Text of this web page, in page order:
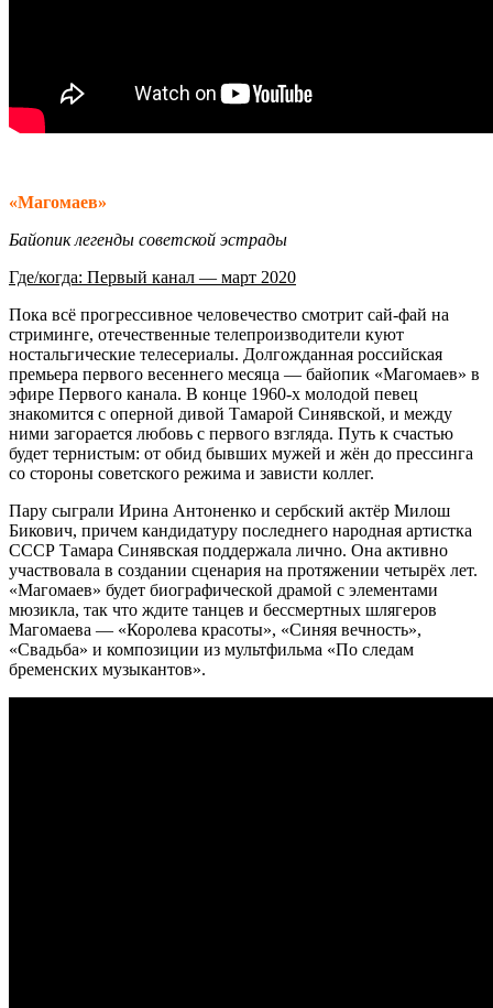
«Магомаев»
Байопик легенды советской эстрады
Где/когда: Первый канал — март 2020
Пока всё прогрессивное человечество смотрит сай-фай на
стриминге, отечественные телепроизводители куют
ностальгические телесериалы. Долгожданная российская
премьера первого весеннего месяца — байопик «Магомаев» в
эфире Первого канала. В конце 1960-х молодой певец
знакомится с оперной дивой Тамарой Синявской, и между
ними загорается любовь с первого взгляда. Путь к счастью
будет тернистым: от обид бывших мужей и жён до прессинга
со стороны советского режима и зависти коллег.
Пару сыграли Ирина Антоненко и сербский актёр Милош
Бикович, причем кандидатуру последнего народная артистка
СССР Тамара Синявская поддержала лично. Она активно
участвовала в создании сценария на протяжении четырёх лет.
«Магомаев» будет биографической драмой с элементами
мюзикла, так что ждите танцев и бессмертных шлягеров
Магомаева — «Королева красоты», «Синяя вечность»,
«Свадьба» и композиции из мультфильма «По следам
бременских музыкантов».